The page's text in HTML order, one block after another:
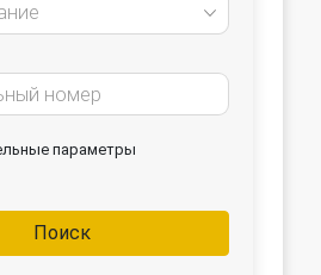
параметры
Поиск